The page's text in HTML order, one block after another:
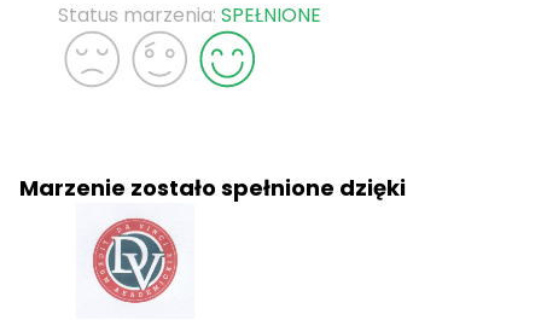
Status marzenia: SPEŁNIONE
Marzenie zostało spełnione dzięki